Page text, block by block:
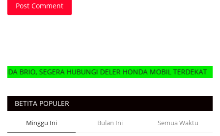
Post Comment
HUBUNGI DELER HONDA MOBIL TERDEKAT
BETITA POPULER
Minggu Ini Bulan Ini Semua Waktu